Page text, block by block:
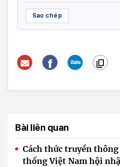
Sao chép
Bài liên quan
Cách thức truyền
thống Việt Nam hội